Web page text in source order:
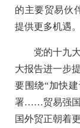
的主要贸易伙
提供更多机遇。
党的十九
大报告进一步
要围绕“加快
署……贸易强国
国外贸正朝着